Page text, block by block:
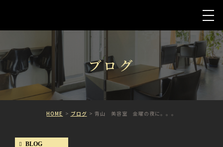
ブログ
HOME ブログ 青山 美容室 金曜の夜に。。。
BLOG